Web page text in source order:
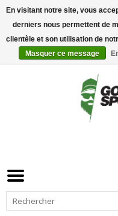
En visitant notre site, vous
derniers nous permettent de
clientèle et son utilisation de
Masquer ce message